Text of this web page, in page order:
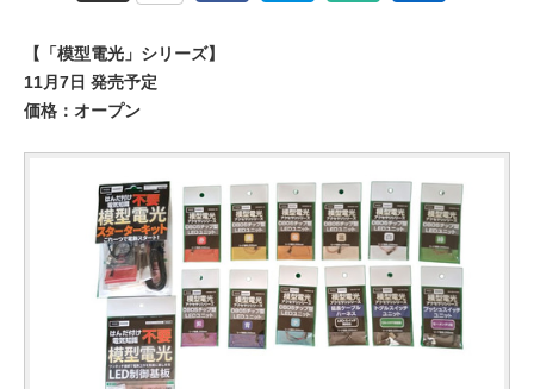
【「模型電光」シリーズ】
11月7日 発売予定
価格：オープン